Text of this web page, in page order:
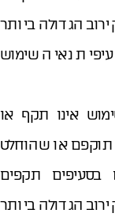
הגדולה ביותר
תנאי השימוש
אינו תקף או
תוקפם או שהוחלט
בסעיפים תקפים
הגדולה ביותר